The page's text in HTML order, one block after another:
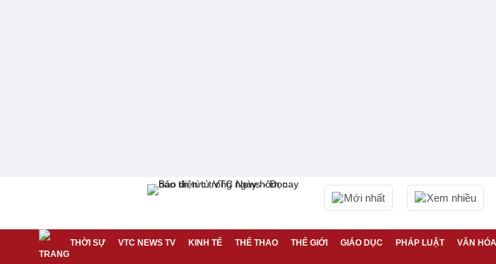
Mới nhất Xem nhiều
THỜI SỰ VTC NEWS TV KINH TẾ THỂ THAO THẾ GIỚI GIÁO DỤC PHÁP LUẬT VĂN